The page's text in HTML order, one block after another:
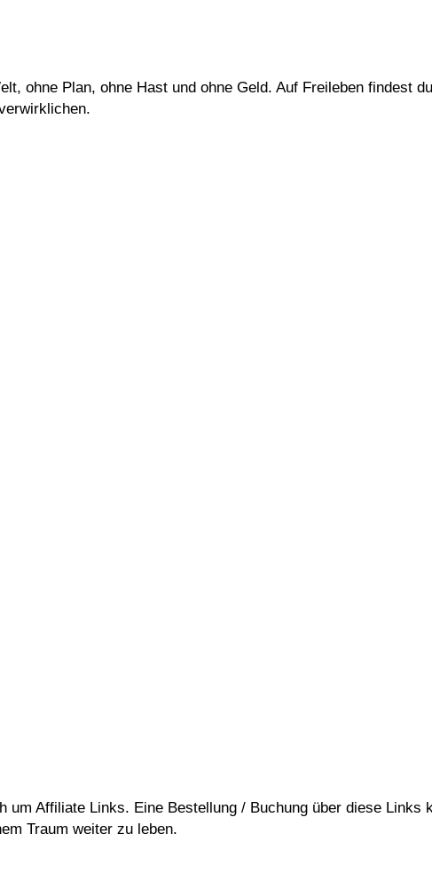
ohne Plan, ohne Hast und ohne Geld. Auf Freileben findest
Affiliate Links. Eine Bestellung / Buchung über diese
Traum weiter zu leben.